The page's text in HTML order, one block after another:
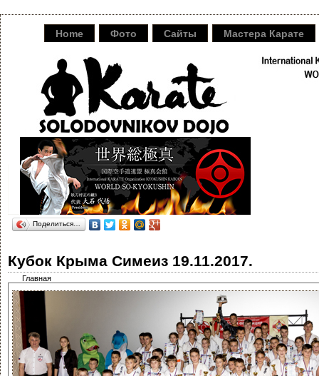
Home Фото Сайты Мастера Карате
Поделиться…
Кубок Крыма Симеиз 19.11.2017.
Главная